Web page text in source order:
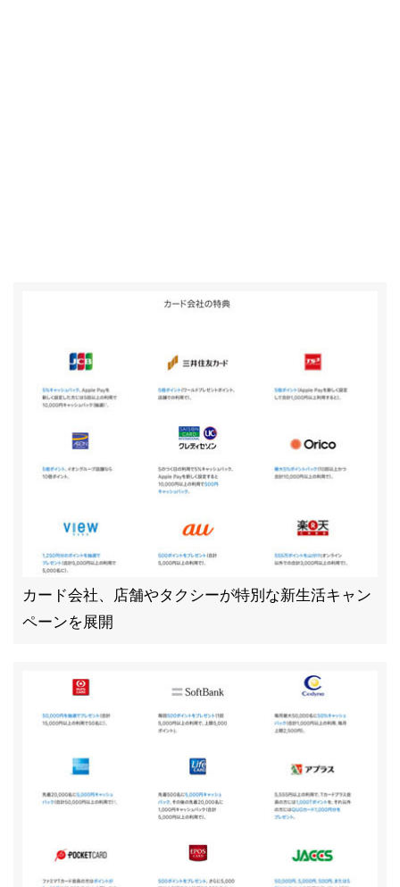
カード会社、店舗やタクシーが特別な新生活キャン
ペーンを展開